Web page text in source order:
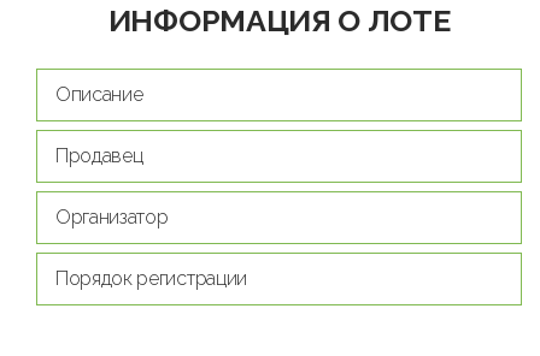
ИНФОРМАЦИЯ О ЛОТЕ
Описание
Продавец
Организатор
Порядок регистрации